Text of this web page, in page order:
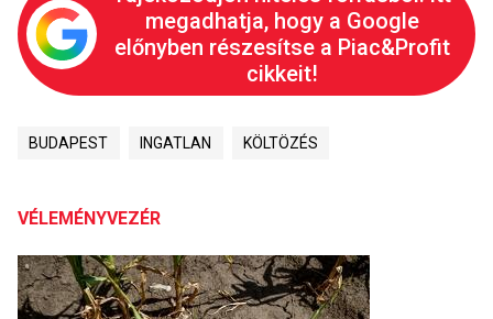
megadhatja, hogy a Google
előnyben részesítse a Piac&Profit
cikkeit!
BUDAPEST INGATLAN KÖLTÖZÉS
VÉLEMÉNYVEZÉR